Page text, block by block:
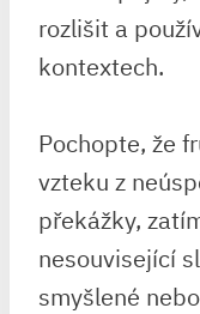
rozlišit a
kontextech.
Pochopte, že
vzteku z
překážky,
nesouvisející
smyšlené